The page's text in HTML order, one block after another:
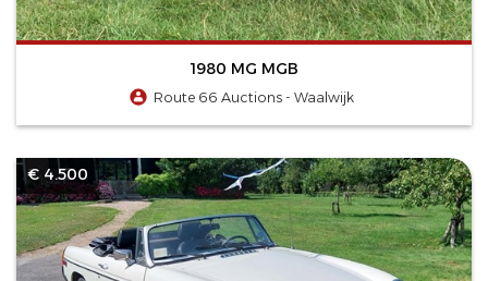
1980 MG MGB
Route 66 Auctions - Waalwijk
€ 4.500